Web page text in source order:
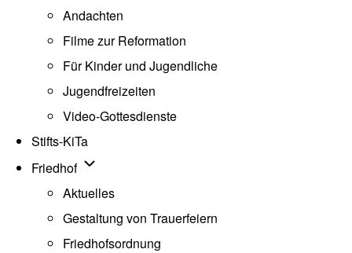
Andachten
Filme zur Reformation
Für Kinder und Jugendliche
Jugendfreizeiten
Video-Gottesdienste
Stifts-KiTa
Friedhof Unternavigation von Friedhof
Aktuelles
Gestaltung von Trauerfeiern
Friedhofsordnung